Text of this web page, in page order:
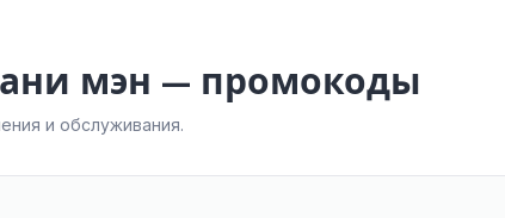
мэн — промокоды
и обслуживания.